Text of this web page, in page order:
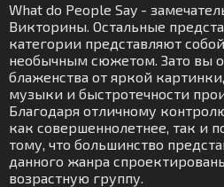
What do People Say -
Викторины. Остальные
категории представляют
необычным сюжетом. Зато вы
блаженства от яркой
музыки и быстротечности
Благодаря отличному
как совершеннолетнее, так и
тому, что большинство
данного жанра
возрастную группу.